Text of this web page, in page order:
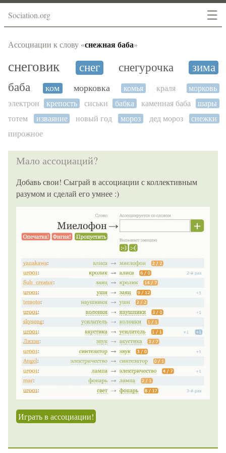
☰
Sociation.org
Ассоциации к слову «снежная баба»
снеговик снег снегурочка
зима
баба
ком морковка комья краля
морковь
электрон
крепость сиськи бабка каменная баба
шары
тотем
изваяние новый год мороз дед мороз
снежки
пирожное
Мало ассоциаций?
Добавь свои! Сыграй в ассоциации с коллективным
разумом и сделай его умнее :)
Играть в ассоциации!